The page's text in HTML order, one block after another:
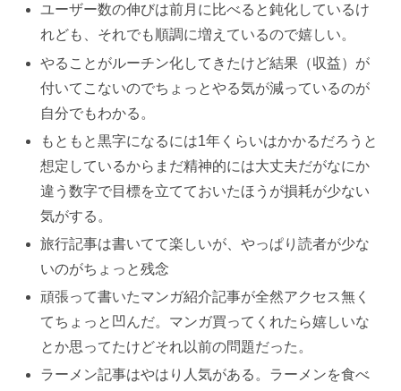
ユーザー数の伸びは前月に比べると鈍化しているけ
れども、それでも順調に増えているので嬉しい。
やることがルーチン化してきたけど結果（収益）が
付いてこないのでちょっとやる気が減っているのが
自分でもわかる。
もともと黒字になるには1年くらいはかかるだろうと
想定しているからまだ精神的には大丈夫だがなにか
違う数字で目標を立てておいたほうが損耗が少ない
気がする。
旅行記事は書いてて楽しいが、やっぱり読者が少な
いのがちょっと残念
頑張って書いたマンガ紹介記事が全然アクセス無く
てちょっと凹んだ。マンガ買ってくれたら嬉しいな
とか思ってたけどそれ以前の問題だった。
ラーメン記事はやはり人気がある。ラーメンを食べ